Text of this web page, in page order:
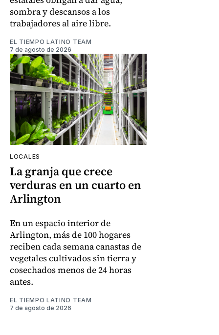
sombra y descansos a los
trabajadores al aire libre.
EL TIEMPO LATINO TEAM
7 de agosto de 2026
LOCALES
La granja que crece
verduras en un cuarto en
Arlington
En un espacio interior de
Arlington, más de 100 hogares
reciben cada semana canastas de
vegetales cultivados sin tierra y
cosechados menos de 24 horas
antes.
EL TIEMPO LATINO TEAM
7 de agosto de 2026